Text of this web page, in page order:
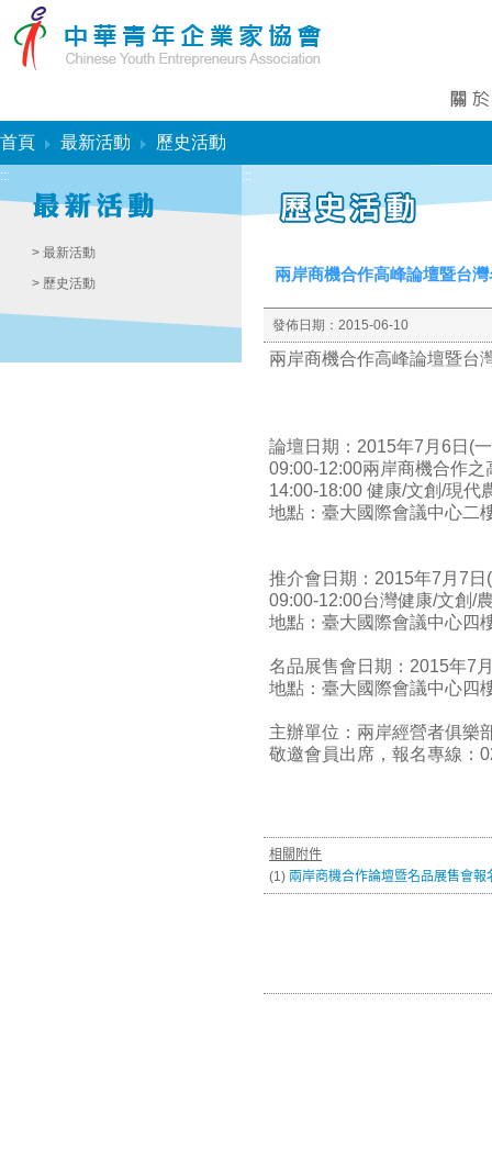
首頁 最新活動 歷史活動
:::
> 最新活動
> 歷史活動
:::
兩岸商機合作高峰論壇暨台
發佈日期： 2015-06-10
兩岸商機合作高峰論壇暨台
論壇日期：2015年7月6日(
09:00-12:00兩岸商機合作
14:00-18:00 健康/文創/現代
地點：臺大國際會議中心二
推介會日期：2015年7月7日
09:00-12:00台灣健康/文創/
地點：臺大國際會議中心四
名品展售會日期：2015年7
地點：臺大國際會議中心四
主辦單位：兩岸經營者俱樂
敬邀會員出席，報名專線：
相關附件
(1) 兩岸商機合作論壇暨名品展售會報